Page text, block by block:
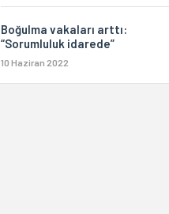
Boğulma vakaları arttı:
“Sorumluluk idarede”
10 Haziran 2022